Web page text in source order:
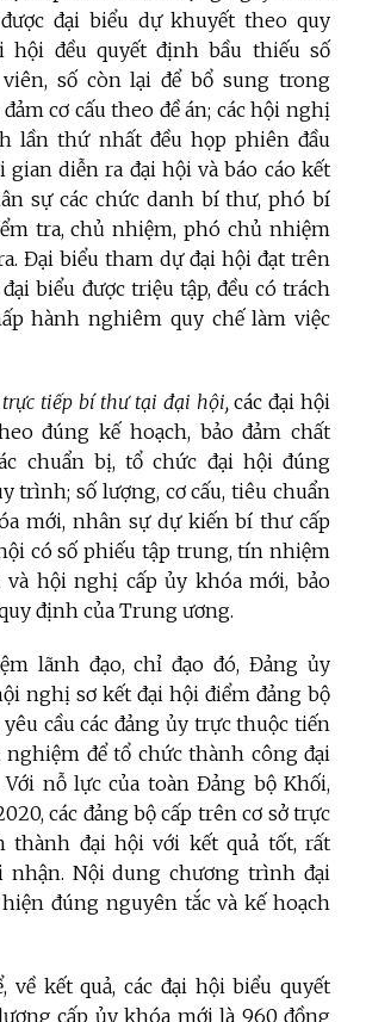
đại biểu dự khuyết theo quy
hội đều quyết định bầu thiếu số
số còn lại để bổ sung trong
cơ cấu theo đề án; các hội nghị
lần thứ nhất đều họp phiên đầu
diễn ra đại hội và báo cáo kết
sự các chức danh bí thư, phó bí
tra, chủ nhiệm, phó chủ nhiệm
Đại biểu tham dự đại hội đạt trên
biểu được triệu tập, đều có trách
hành nghiêm quy chế làm việc
trực tiếp bí thư tại đại hội,các đại hội
đúng kế hoạch, bảo đảm chất
chuẩn bị, tổ chức đại hội đúng
trình; số lượng, cơ cấu, tiêu chuẩn
mới, nhân sự dự kiến bí thư cấp
có số phiếu tập trung, tín nhiệm
và hội nghị cấp ủy khóa mới, bảo
định của Trung ương.
lãnh đạo, chỉ đạo đó, Đảng ủy
nghị sơ kết đại hội điểm đảng bộ
yêu cầu các đảng ủy trực thuộc tiến
để tổ chức thành công đại
nỗ lực của toàn Đảng bộ Khối,
các đảng bộ cấp trên cơ sở trực
thành đại hội với kết quả tốt, rất
nhận. Nội dung chương trình đại
đúng nguyên tắc và kế hoạch
về kết quả, các đại hội biểu quyết
cấp ủy khóa mới là 960 đồng